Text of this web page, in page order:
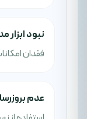
نبود
فقدان
عدم